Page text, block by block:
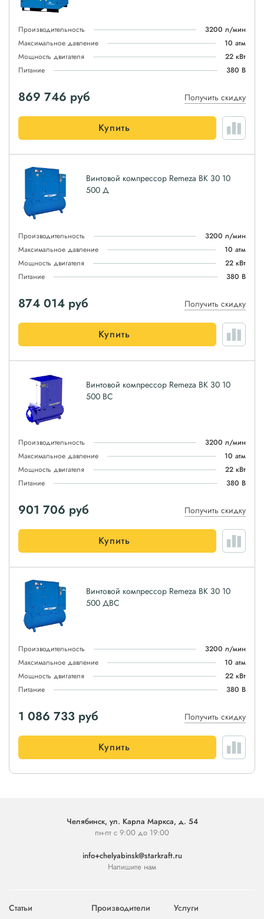
Производительность
3200 л/мин
Максимальное давление
10 атм
Мощность двигателя
22 кВт
Питание
380 В
869 746 руб Получить скидку
Купить
Винтовой компрессор Remeza ВК 30 10
500 Д
Производительность
3200 л/мин
Максимальное давление
10 атм
Мощность двигателя
22 кВт
Питание
380 В
874 014 руб Получить скидку
Купить
Винтовой компрессор Remeza ВК 30 10
500 ВС
Производительность
3200 л/мин
Максимальное давление
10 атм
Мощность двигателя
22 кВт
Питание
380 В
901 706 руб Получить скидку
Купить
Винтовой компрессор Remeza ВК 30 10
500 ДВС
Производительность
3200 л/мин
Максимальное давление
10 атм
Мощность двигателя
22 кВт
Питание
380 В
1 086 733 руб Получить скидку
Купить
Челябинск, ул. Карла Маркса, д. 54
пн-пт с 9:00 до 19:00
info+chelyabinsk@starkraft.ru
Напишите нам
Статьи Производители Услуги